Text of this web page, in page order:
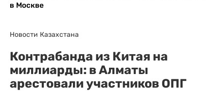
в Москве
Новости Казахстана
Контрабанда из Китая на
миллиарды: в Алматы
арестовали участников ОПГ